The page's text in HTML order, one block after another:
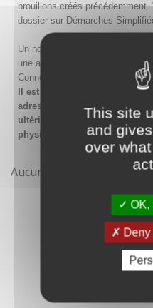
This site
and
over
OK,
brouillons créés
dossier sur Démarches
Un nouveau compte doit être
une adresse email et un mot
Connect.
Il est conseillé lors de la
adresse email générique de
ultérieur au compte même en
physique gestionnaire.
Aucune démarche pour le